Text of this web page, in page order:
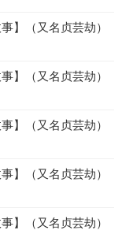
】（又名贞芸劫）
】（又名贞芸劫）
】（又名贞芸劫）
】（又名贞芸劫）
】（又名贞芸劫）